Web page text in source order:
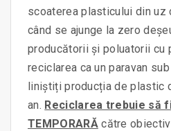
scoaterea plasticului din uz
când se ajunge la zero
producătorii și poluatorii cu
reciclarea ca un paravan
liniștiți producția de plastic
an. Reciclarea trebuie să
TEMPORARĂcătre